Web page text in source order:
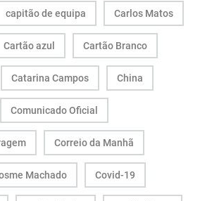
capitão de equipa Carlos Matos
Cartão azul Cartão Branco
Catarina Campos China
Comunicado Oficial
Correio da Manhã
Machado Covid-19